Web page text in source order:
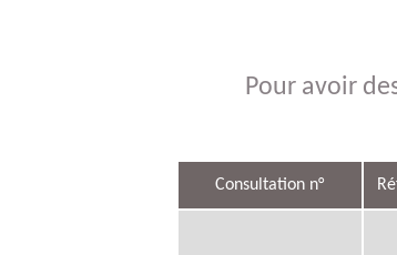
Pour avoir
Consultation n°